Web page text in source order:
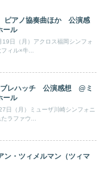
ピアノ協奏曲ほか 公演感
ール
日（月）アクロス福岡シンフォ
ィル×牛...
ブレハッチ 公演感想 @ミ
ール
日（月）ミューザ川崎シンフォニ
ラファウ...
・ツィメルマン（ツィマ